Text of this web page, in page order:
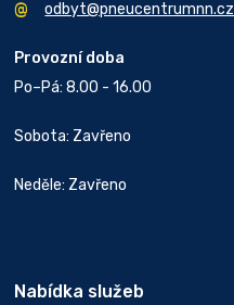
odbyt@pneucentrumnn.cz
Provozní doba
Po–Pá: 8.00 - 16.00
Sobota: Zavřeno
Neděle: Zavřeno
Nabídka služeb